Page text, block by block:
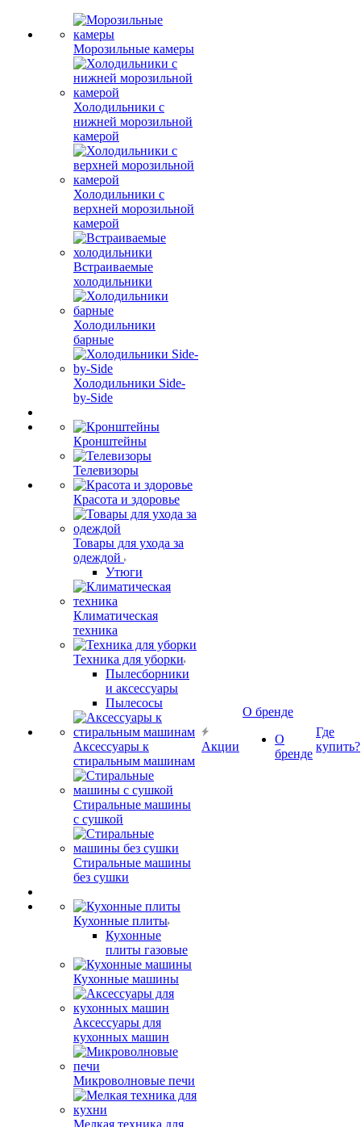
Морозильные камеры
Холодильники с
нижней морозильной
камерой
Холодильники с
верхней морозильной
камерой
Встраиваемые
холодильники
Холодильники
барные
Холодильники Side-
by-Side
Кронштейны
Телевизоры
Красота и здоровье
Товары для ухода за
одеждой
Утюги
Климатическая
техника
Техника для уборки
Пылесборники
и аксессуары
Пылесосы
Аксессуары к
стиральным машинам
Стиральные машины
с сушкой
Стиральные машины
без сушки
Кухонные плиты
Кухонные
плиты газовые
Кухонные машины
Аксессуары для
кухонных машин
Микроволновые печи
Мелкая техника для
Акции
О бренде
О
бренде
Где
купить?